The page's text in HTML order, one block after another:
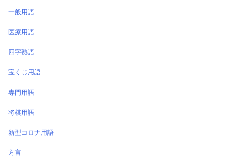
一般用語
医療用語
四字熟語
宝くじ用語
専門用語
将棋用語
新型コロナ用語
方言